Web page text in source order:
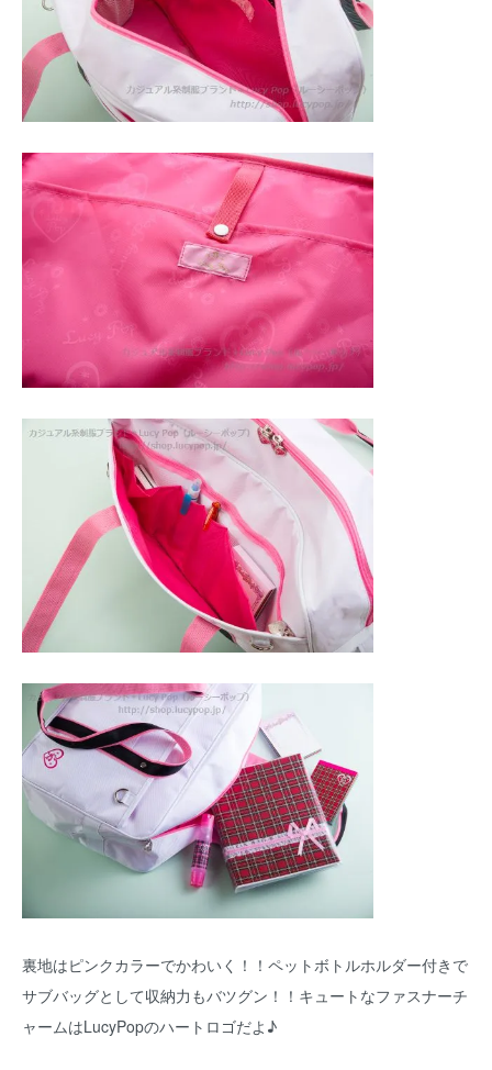
裏地はピンクカラーでかわいく！！ペットボトルホルダー付きで
サブバッグとして収納力もバツグン！！キュートなファスナーチ
ャームはLucyPopのハートロゴだよ♪